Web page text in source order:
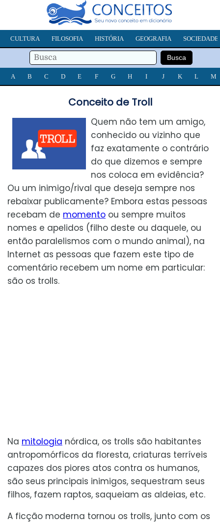
CULTURA FILOSOFIA HISTÓRIA GEOGRAFIA SOCIEDADE
A B C D E F G H I J K L M
Conceito de Troll
Quem não tem um amigo,
conhecido ou vizinho que
faz exatamente o contrário
do que dizemos e sempre
nos coloca em evidência?
Ou um inimigo/rival que deseja sempre nos
rebaixar publicamente? Embora estas pessoas
recebam de momento ou sempre muitos
nomes e apelidos (filho deste ou daquele, ou
então paralelismos com o mundo animal), na
Internet as pessoas que fazem este tipo de
comentário recebem um nome em particular:
são os trolls.
Na mitologia nórdica, os trolls são habitantes
antropomórficos da floresta, criaturas terríveis
capazes dos piores atos contra os humanos,
são seus principais inimigos, sequestram seus
filhos, fazem raptos, saqueiam as aldeias, etc.
A ficção moderna tornou os trolls, junto com os